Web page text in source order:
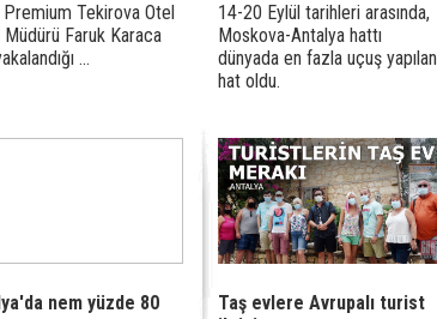
Premium Tekirova Otel
Müdürü Faruk Karaca
...
14-20 Eylül tarihleri arasında,
Moskova-Antalya hattı
dünyada en fazla uçuş yapılan
hat oldu.
nem yüzde 80
Taş evlere Avrupalı turist